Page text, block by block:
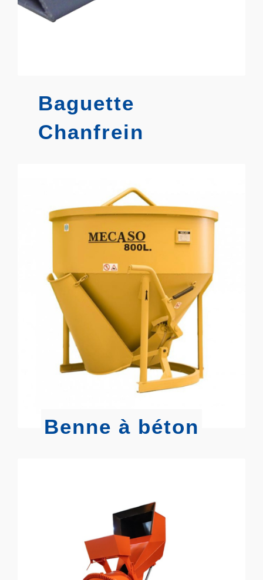
Baguette
Chanfrein
Benne à béton